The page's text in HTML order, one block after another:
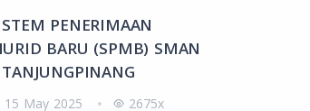
PENERIMAAN
BARU (SPMB) SMAN
15 May 2025 2675x